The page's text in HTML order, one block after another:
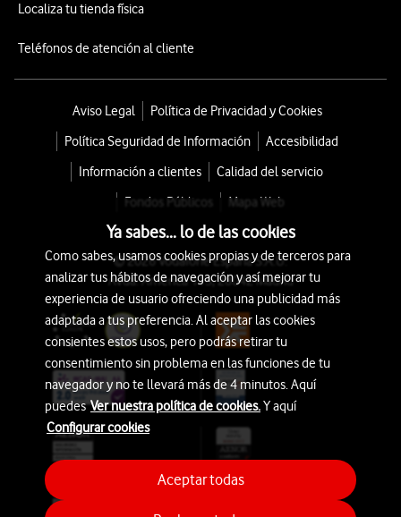
Localiza tu tienda física
Teléfonos de atención al cliente
Aviso Legal
Política de Privacidad y Cookies
Política Seguridad de Información
Accesibilidad
Información a clientes
Calidad del servicio
Fondos Públicos
Mapa Web
© 2026 Vodafone España S.A.U.
Avda. América 115, 28042 Madrid
Ya sabes... lo de las cookies
Como sabes, usamos cookies propias y de terceros para
analizar tus hábitos de navegación y así mejorar tu
experiencia de usuario ofreciendo una publicidad más
adaptada a tus preferencia. Al aceptar las cookies
consientes estos usos, pero podrás retirar tu
consentimiento sin problema en las funciones de tu
navegador y no te llevará más de 4 minutos. Aquí
puedesVer nuestra política de cookies.Y aquí
Configurar cookies
Aceptar todas